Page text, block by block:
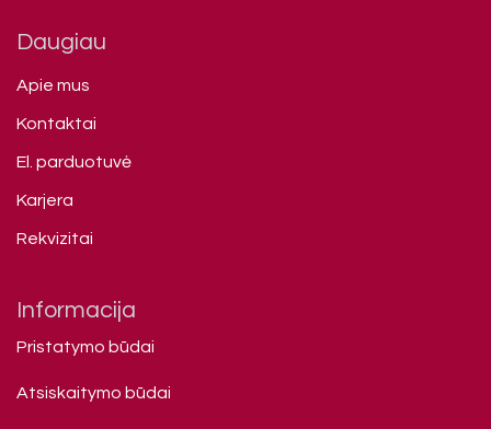
Daugiau
Apie mus
Kontaktai
El. parduotuvė
Karjera
Rekvizitai
Informacija
Pristatymo būdai
Atsiskaitymo būdai